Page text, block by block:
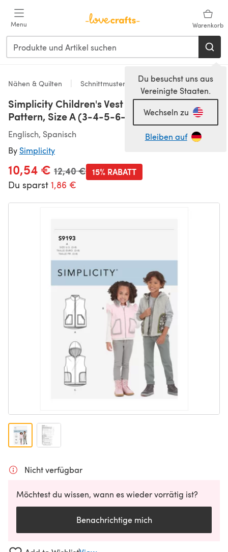
Menu Warenkorb
Du besuchst uns aus
Vereinigte Staaten.
Wechseln zu
Bleiben auf
Nähen & Quilten Schnittmuster & Quiltmuster
Simplicity Children's Vest S9193 - Paper
Pattern, Size A (3-4-5-6-7-8)
Englisch, Spanisch
By Simplicity
10,54 € Alter Preis
12,40 €
Du sparst 1,86 €
15% RABATT
Nicht verfügbar
Möchtest du wissen, wann es wieder vorrätig ist?
Benachrichtige mich